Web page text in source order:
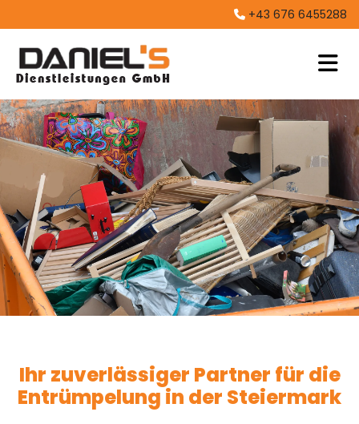
 +43 676 6455288
Ihr zuverlässiger Partner für die
Entrümpelung in der Steiermark